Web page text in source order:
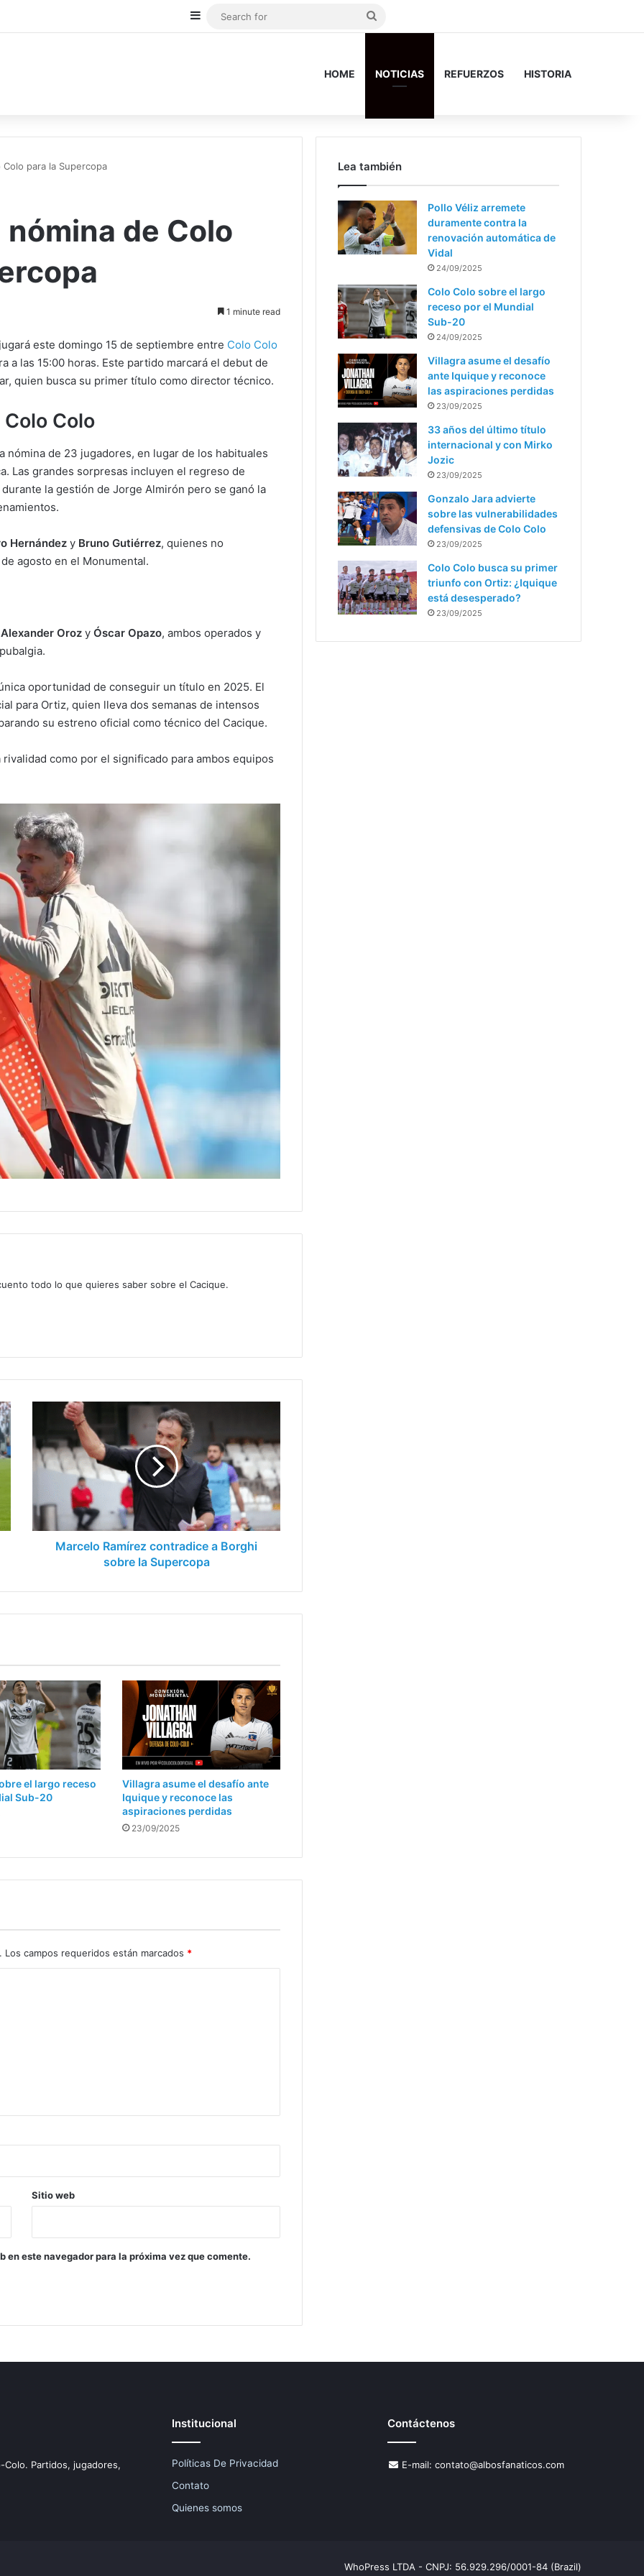
Sidebar
HOME NOTICIAS REFUERZOS HISTORIA
para la Supercopa
de Colo
1 minute read
este domingo 15 de septiembre entre Colo Colo
a las 15:00 horas. Este partido marcará el debut de
quien busca su primer título como director técnico.
Colo
nómina de 23 jugadores, en lugar de los habituales
Las grandes sorpresas incluyen el regreso de
la gestión de Jorge Almirón pero se ganó la
Hernández y Bruno Gutiérrez, quienes no
agosto en el Monumental.
Alexander Oroz y Óscar Opazo, ambos operados y
oportunidad de conseguir un título en 2025. El
para Ortiz, quien lleva dos semanas de intensos
su estreno oficial como técnico del Cacique.
como por el significado para ambos equipos
todo lo que quieres saber sobre el Cacique.
Marcelo
contradice
a
Borghi
sobre
Supercopa
Marcelo Ramírez contradice a Borghi
sobre la Supercopa
el largo receso
Sub-20
Villagra asume el desafío ante
Iquique y reconoce las
aspiraciones perdidas
23/09/2025
Los campos requeridos están marcados *
Sitio web
este navegador para la próxima vez que comente.
Lea también
Pollo Véliz arremete
duramente contra la
renovación automática de
Vidal
24/09/2025
Colo Colo sobre el largo
receso por el Mundial
Sub-20
24/09/2025
Villagra asume el desafío
ante Iquique y reconoce
las aspiraciones perdidas
23/09/2025
33 años del último título
internacional y con Mirko
Jozic
23/09/2025
Gonzalo Jara advierte
sobre las vulnerabilidades
defensivas de Colo Colo
23/09/2025
Colo Colo busca su primer
triunfo con Ortiz: ¿Iquique
está desesperado?
23/09/2025
Partidos, jugadores,
Institucional
Políticas De Privacidad
Contato
Quienes somos
Contáctenos
E-mail: contato@albosfanaticos.com
WhoPress LTDA - CNPJ: 56.929.296/0001-84 (Brazil)